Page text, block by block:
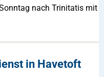
nach Trinitatis mit
in Havetoft